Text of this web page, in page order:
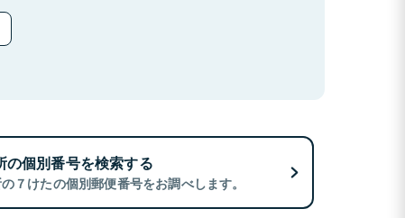
の個別番号を検索する
７けたの個別郵便番号をお調べします。